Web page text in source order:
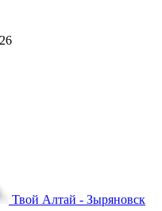
Твой Алтай - Зыряновск